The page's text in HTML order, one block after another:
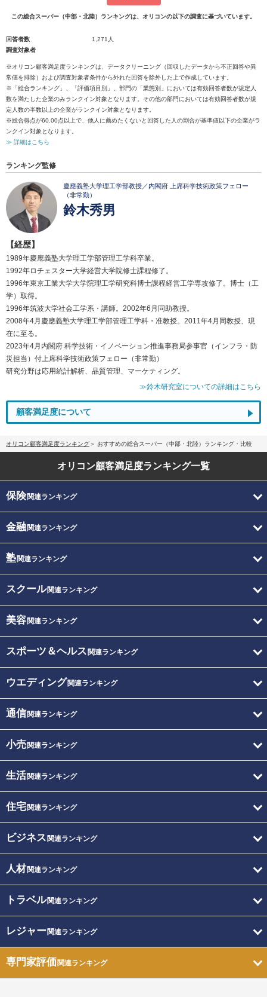
この総合スーパー（中部・北陸）ランキングは、オリコンの以下の調査に基づいています。
回答者数
1,271人
調査対象者
※オリコン顧客満足度ランキングは、データクリーニング（回収したデータから不正回答や異
常値を排除）および調査対象者条件から外れた回答を除外した上で作成しています。
※「総合ランキング」、「評価項目別」、部門の「業態別」においては有効回答者数が規定人
数を満たした企業のみランクイン対象となります。その他の部門においては有効回答者数が規
定人数の半数以上の企業がランクイン対象となります。
※総合得点が60.00点以上で、他人に薦めたくないと回答した人の割合が基準値以下の企業がラ
ンクイン対象となります。
≫ 詳細はこちら
ランキング監修
慶應義塾大学理工学部教授／内閣府 上席科学技術政策フェロー
（非常勤）
鈴木秀男
【経歴】
1989年慶應義塾大学理工学部管理工学科卒業。
1992年ロチェスター大学経営大学院修士課程修了。
1996年東京工業大学大学院理工学研究科博士課程経営工学専攻修了。博士（工
学）取得。
1996年筑波大学社会工学系・講師。2002年6月同助教授。
2008年4月慶應義塾大学理工学部管理工学科・准教授。2011年4月同教授、現
在に至る。
2023年4月内閣府 科学技術・イノベーション推進事務局参事官（インフラ・防
災担当）付上席科学技術政策フェロー（非常勤）
研究分野は応用統計解析、品質管理、マーケティング。
≫鈴木研究室についての詳細はこちら
顧客満足度について
オリコン顧客満足度ランキング おすすめの総合スーパー（中部・北陸）ランキング・比較
オリコン顧客満足度ランキング一覧
保険関連ランキング
金融関連ランキング
塾関連ランキング
スクール関連ランキング
美容関連ランキング
スポーツ＆ヘルス 関連ランキング
ウエディング関連ランキング
通信関連ランキング
小売関連ランキング
生活関連ランキング
住宅関連ランキング
ビジネス 関連ランキング
人材関連ランキング
トラベル関連ランキング
レジャー関連ランキング
専門家評価関連ランキング